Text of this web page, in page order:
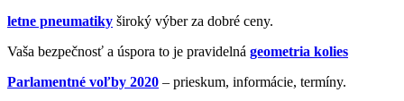
letne pneumatiky široký výber za dobré ceny.
Vaša bezpečnosť a úspora to je pravidelná geometria kolies
Parlamentné voľby 2020 – prieskum, informácie, termíny.